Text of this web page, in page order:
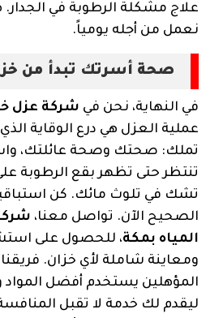
علاج مشكلة الرطوبة في الجدار.
نعمل من أجله يومياً.
صحة أسرتك تبدأ من
في النهاية، نحن في شركة عزل
عملية العزل هي درع الوقاية
تملك: صحتك وصحة عائلتك،
تنتظر حتى تظهر بقع الرطوبة
تشك في تلوث مائك. كن
الصحيح الآن. تواصل معنا،
المياه بمكة، للحصول على
ومعاينة شاملة لأي خزان.
المؤهلين يستخدم أفضل المواد
ليقدم لك خدمة لا تقبل